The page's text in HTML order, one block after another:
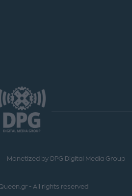
Monetized by DPG Digital Media Group
- All rights reserved